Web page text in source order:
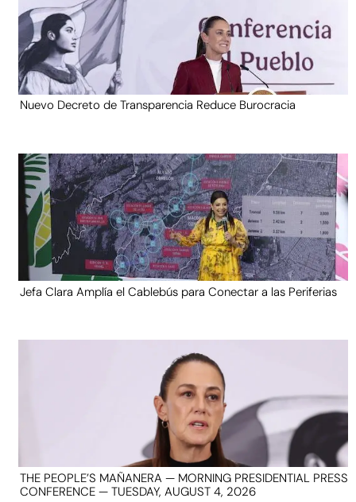
Nuevo Decreto de Transparencia Reduce Burocracia
Jefa Clara Amplía el Cablebús para Conectar a las Periferias
THE PEOPLE’S MAÑANERA — MORNING PRESIDENTIAL PRESS
CONFERENCE — TUESDAY, AUGUST 4, 2026